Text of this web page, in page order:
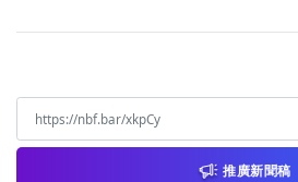
推廣新聞稿